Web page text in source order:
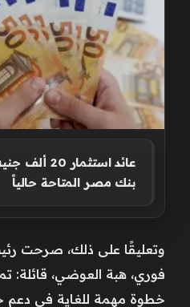
عائد
بنك مصر المتاحة حالياً
وتعليقًا على ذلك، صرحت
فوري، هبة العوضي، قائلة:
خطوة مهمة للغاية في دعم